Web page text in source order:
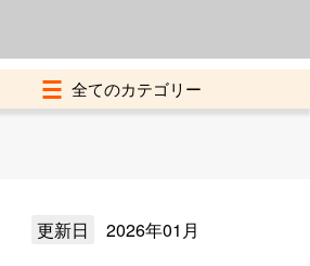
更新日 2026年01月